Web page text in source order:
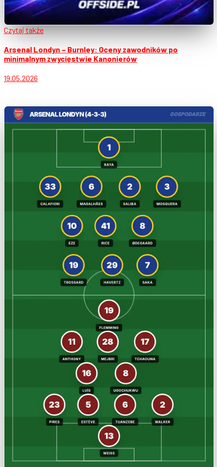
Czytaj także
Arsenal Londyn – Burnley: Oceny zawodników po
minimalnym zwycięstwie Kanonierów
19.05.2026